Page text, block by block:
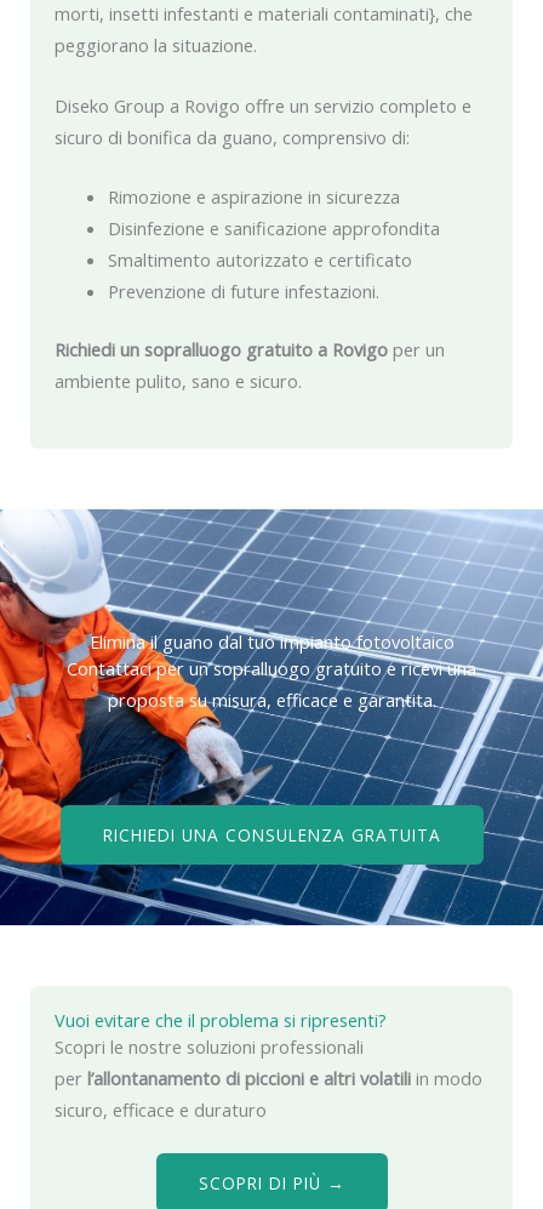
morti, insetti infestanti e materiali contaminati}, che
peggiorano la situazione.
Diseko Group a Rovigo offre un servizio completo e
sicuro di bonifica da guano, comprensivo di:
Rimozione e aspirazione in sicurezza
Disinfezione e sanificazione approfondita
Smaltimento autorizzato e certificato
Prevenzione di future infestazioni.
Richiedi un sopralluogo gratuito a Rovigo per un
ambiente pulito, sano e sicuro.
Elimina il guano dal tuo impianto fotovoltaico
Contattaci per un sopralluogo gratuito e ricevi una
proposta su misura, efficace e garantita.
RICHIEDI UNA CONSULENZA GRATUITA
Vuoi evitare che il problema si ripresenti?
Scopri le nostre soluzioni professionali
per l’allontanamento di piccioni e altri volatili in modo
sicuro, efficace e duraturo
SCOPRI DI PIÙ →